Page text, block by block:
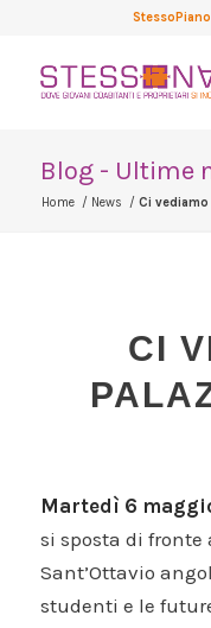
StessoPiano
Blog - Ultime
Home / News / Ci
CI
Martedì 6
si sposta di fronte
Sant’Ottavio
studenti e le